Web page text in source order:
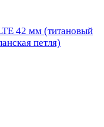
42 мм (титановый
петля)